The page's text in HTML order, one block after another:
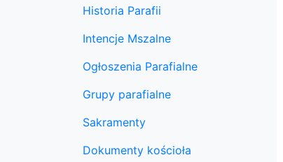
Historia Parafii
Intencje Mszalne
Ogłoszenia Parafialne
Grupy parafialne
Sakramenty
Dokumenty kościoła